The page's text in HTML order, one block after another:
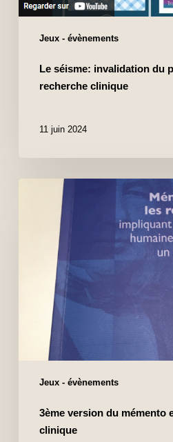
Jeux - évènements
Le séisme: invalidation du
recherche clinique
11 juin 2024
Jeux - évènements
3ème version du mémento
clinique